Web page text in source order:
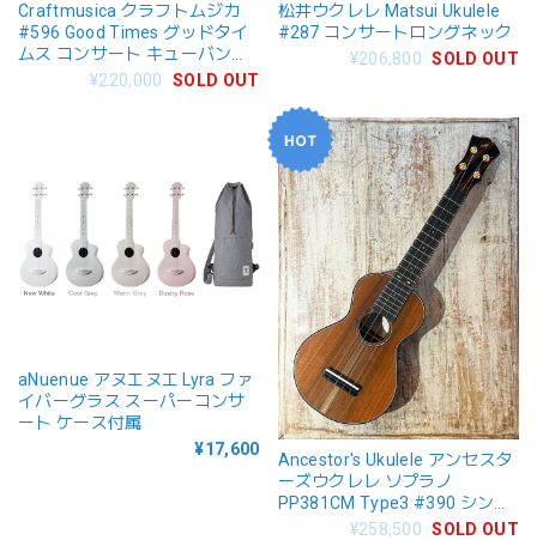
Craftmusica クラフトムジカ
#596 Good Times グッドタイ
ムス コンサート キューバンマ
¥220,000 SOLD OUT
松井ウクレレ Matsui Ukulele
#287 コンサートロングネック
¥206,800 SOLD OUT
aNuenue アヌエヌエ Lyra ファ
イバーグラス スーパーコンサ
ート ケース付属
¥17,600
Ancestor's Ukulele アンセスタ
ーズウクレレ ソプラノ
PP381CM Type3 #390 シンカ
ーレッドウッド
¥258,500 SOLD OUT